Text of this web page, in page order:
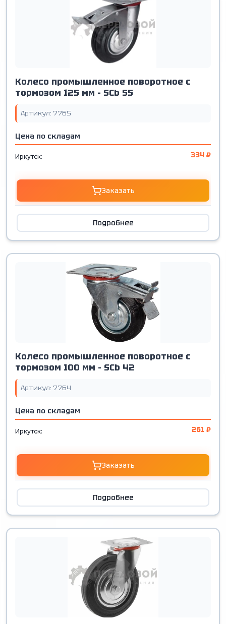
Колесо промышленное поворотное с
тормозом 125 мм - SCb 55
Артикул: 7765
Цена по складам
Иркутск: 334 ₽
Заказать
Подробнее
Колесо промышленное поворотное с
тормозом 100 мм - SCb 42
Артикул: 7764
Цена по складам
Иркутск: 261 ₽
Заказать
Подробнее